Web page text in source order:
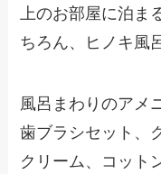
上のお部屋に泊ま
ちろん、ヒノキ風
風呂まわりのアメ
歯ブラシセット、
クリーム、コット